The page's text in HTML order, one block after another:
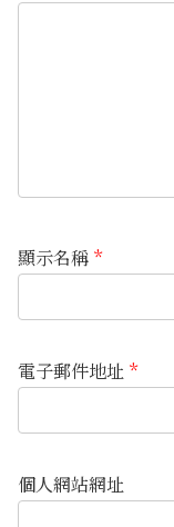
顯示名稱 *
電子郵件地址 *
個人網站網址